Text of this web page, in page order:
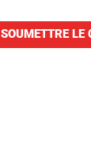
SOUMETTRE LE